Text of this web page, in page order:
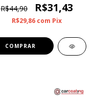
R$44,90
R$31,43
R$29,86 com Pix